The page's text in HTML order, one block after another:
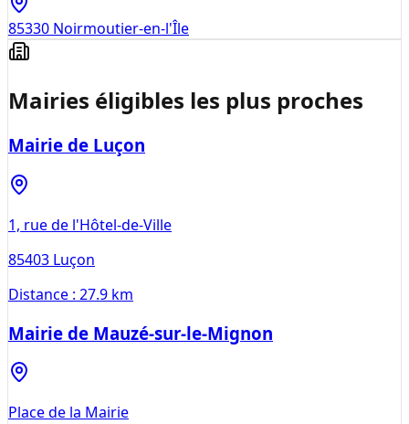
85330 Noirmoutier-en-l'Île
Mairies éligibles les plus proches
Mairie de Luçon
1, rue de l'Hôtel-de-Ville
85403 Luçon
Distance : 27.9 km
Mairie de Mauzé-sur-le-Mignon
Place de la Mairie